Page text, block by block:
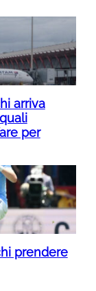
arriva
per
prendere